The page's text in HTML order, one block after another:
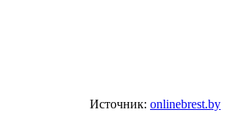
Источник: onlinebrest.by